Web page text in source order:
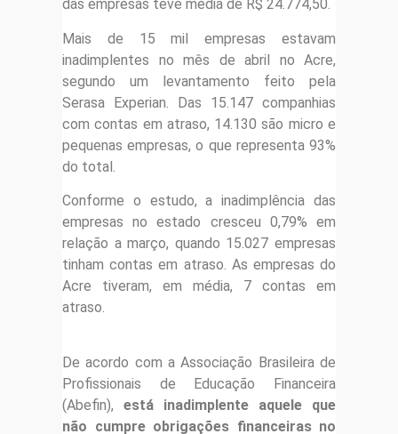
das empresas teve média de R$ 24.774,50.
Mais de 15 mil empresas estavam
inadimplentes no mês de abril no Acre,
segundo um levantamento feito pela
Serasa Experian. Das 15.147 companhias
com contas em atraso, 14.130 são micro e
pequenas empresas, o que representa 93%
do total.
Conforme o estudo, a inadimplência das
empresas no estado cresceu 0,79% em
relação a março, quando 15.027 empresas
tinham contas em atraso. As empresas do
Acre tiveram, em média, 7 contas em
atraso.
De acordo com a Associação Brasileira de
Profissionais de Educação Financeira
(Abefin), está inadimplente aquele que
não cumpre obrigações financeiras no